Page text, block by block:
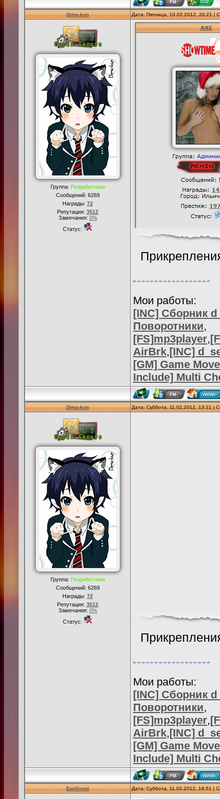
Dima-kun Дата: Пятница, 10.02.2012, 20:21 |
Группа: Разработчики
Сообщений: 6269
Награды: 72
Репутация: 3512
Замечания: 0%
Статус:
Мои работы:
[INC] Сборник
Поворотники,
[FS]mp3player,
AirBrk, [INC]
[GM] Game
Include] Multi
Dima-kun Дата: Суббота, 11.02.2012, 13:21 |
Группа: Разработчики
Сообщений: 6269
Награды: 72
Репутация: 3512
Замечания: 0%
Статус:
Мои работы:
[INC] Сборник
Поворотники,
[FS]mp3player,
AirBrk, [INC]
[GM] Game
Include] Multi
EmiGrant Дата: Суббота, 11.02.2012, 18:51 |